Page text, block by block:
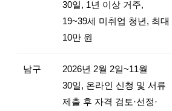
30일, 1년 이상 거주,
19~39세 미취업 청년, 최대
10만 원
남구
2026년 2월 2일~11월
30일, 온라인 신청 및 서류
제출 후 자격 검토·선정·